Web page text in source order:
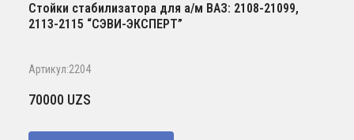
Стойки стабилизатора для а/м ВАЗ: 2108-21099,
2113-2115 “СЭВИ-ЭКСПЕРТ”
Артикул:2204
70000 UZS